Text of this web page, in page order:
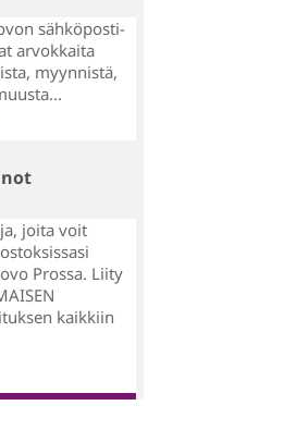
sähköposti-
arvokkaita
myynnistä,
joita voit
Prossa. Liity
kaikkiin